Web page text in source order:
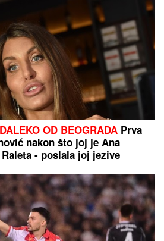
OD BEOGRADA Prva
nakon što joj je Ana
- poslala joj jezive